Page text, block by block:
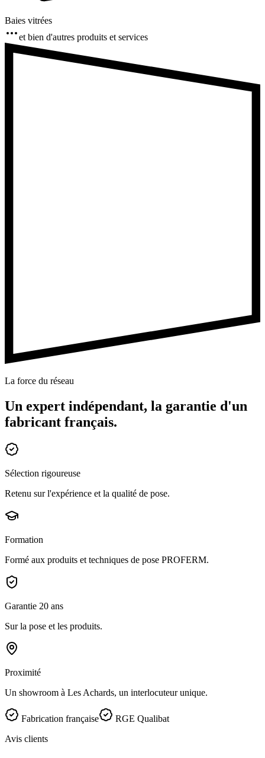
Baies vitrées
et bien d'autres produits et services
La force du réseau
Un expert indépendant, la garantie d'un
fabricant français.
Sélection rigoureuse
Retenu sur l'expérience et la qualité de pose.
Formation
Formé aux produits et techniques de pose PROFERM.
Garantie 20 ans
Sur la pose et les produits.
Proximité
Un showroom à Les Achards, un interlocuteur unique.
Fabrication française
RGE Qualibat
Avis clients